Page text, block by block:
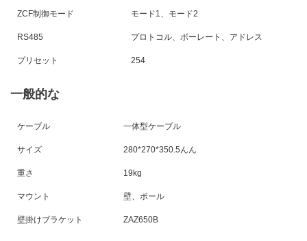
ZCF制御モード モード1、モード2
RS485 プロトコル、ボーレート、アドレス
プリセット 254
一般的な
ケーブル 一体型ケーブル
サイズ 280*270*350.5んん
重さ 19 kg
マウント 壁、ポール
壁掛けブラケット ZAZ650B